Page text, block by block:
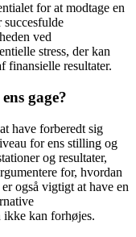
for at modtage en
succesfulde
ved
stress, der kan
finansielle resultater.
gage?
have forberedt sig
for ens stilling og
og resultater,
for, hvordan
også vigtigt at have en
ikke kan forhøjes.